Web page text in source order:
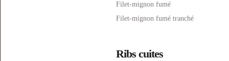
Filet-mignon fumé
Filet-mignon fumé tranché
Ribs cuites